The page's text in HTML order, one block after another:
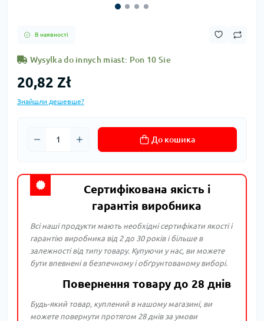
В наявності
Wysylka do innych miast: Pon 10 Sie
20,82 Zł
Знайшли дешевше?
До кошика
Сертифікована якість і
гарантія виробника
Всі наші продукти мають необхідні сертифікати якості і
гарантію виробника від 2 до 30 років і більше в
залежності від типу товару. Купуючи у нас, ви можете
бути впевнені в безпечному і обґрунтованому виборі.
Повернення товару до 28 днів
Будь-який товар, куплений в нашому магазині, ви
можете повернути протягом 28 днів за умови